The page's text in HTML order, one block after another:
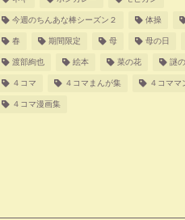
今週のちんあな棒シーズン２ 体操
春 期間限定 母 母の日
渡部絢也 絵本 菜の花 謎
４コマ ４コマまんが集 ４コママ
４コマ漫画集